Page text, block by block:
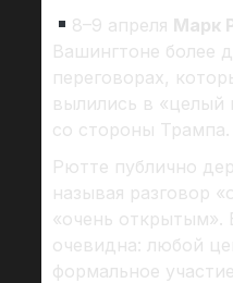
8–9 апреля Марк
Вашингтоне более
переговорах,
вылились в «целый
со стороны Трампа.
Рютте публично
называя разговор
«очень открытым».
очевидна: любой
формальное